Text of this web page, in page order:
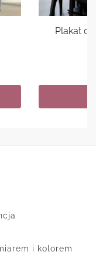
Plakat
i kolorem